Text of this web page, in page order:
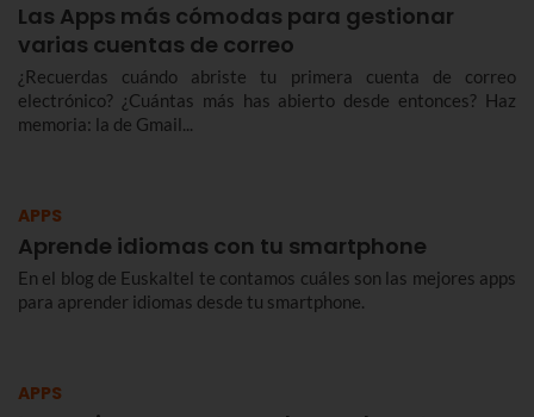
Las Apps más cómodas para gestionar
varias cuentas de correo
¿Recuerdas cuándo abriste tu primera cuenta de correo
electrónico? ¿Cuántas más has abierto desde entonces? Haz
memoria: la de Gmail...
APPS
Aprende idiomas con tu smartphone
En el blog de Euskaltel te contamos cuáles son las mejores apps
para aprender idiomas desde tu smartphone.
APPS